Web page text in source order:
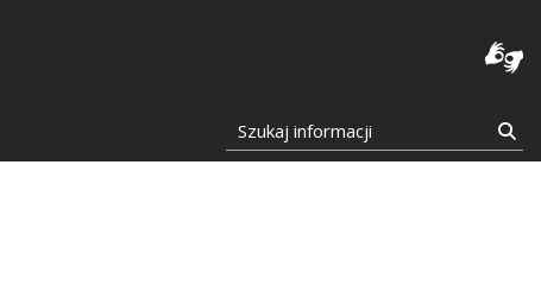
Szukaj informacji